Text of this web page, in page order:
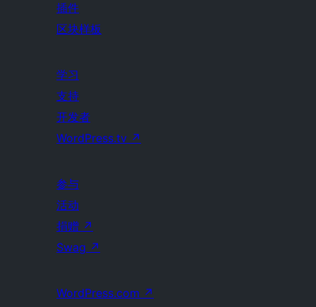
插件
区块样板
学习
支持
开发者
WordPress.tv ↗
参与
活动
捐赠 ↗
Swag ↗
WordPress.com ↗